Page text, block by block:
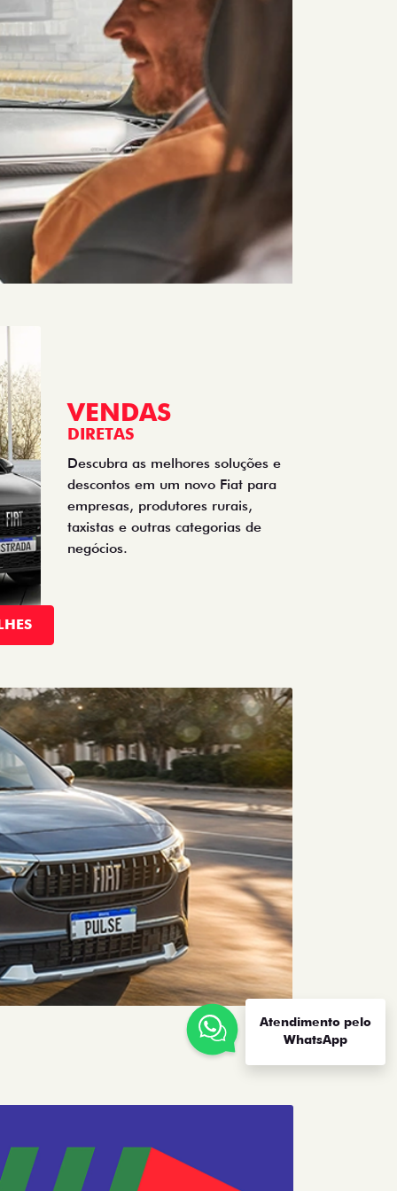
VENDAS
DIRETAS
Descubra as melhores soluções e
descontos em um novo Fiat para
empresas, produtores rurais,
taxistas e outras categorias de
negócios.
Atendimento pelo
WhatsApp